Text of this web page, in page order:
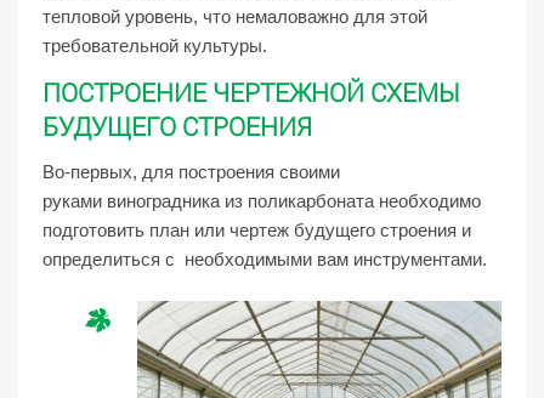
тепловой уровень, что немаловажно для этой
требовательной культуры.
ПОСТРОЕНИЕ ЧЕРТЕЖНОЙ СХЕМЫ
БУДУЩЕГО СТРОЕНИЯ
Во-первых, для построения своими
руками виноградника из поликарбоната необходимо
подготовить план или чертеж будущего строения и
определиться с необходимыми вам инструментами.